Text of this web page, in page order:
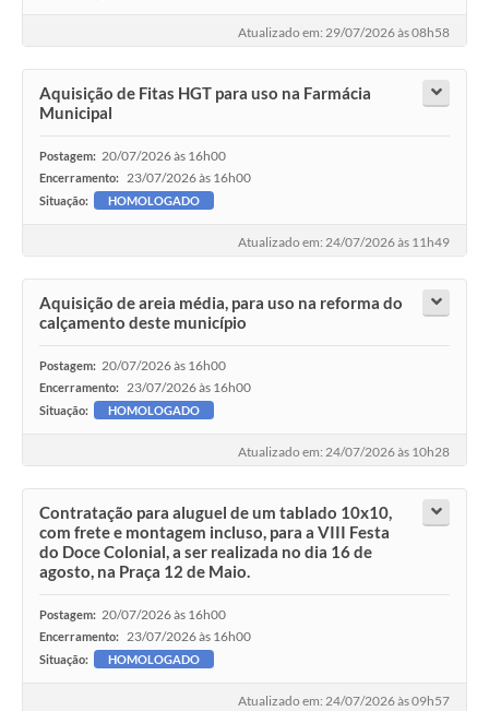
Atualizado em: 29/07/2026 às 08h58
Aquisição de Fitas HGT para uso na Farmácia
Municipal
Postagem: 20/07/2026 às 16h00
Encerramento: 23/07/2026 às 16h00
Situação: HOMOLOGADO
Atualizado em: 24/07/2026 às 11h49
Aquisição de areia média, para uso na reforma do
calçamento deste município
Postagem: 20/07/2026 às 16h00
Encerramento: 23/07/2026 às 16h00
Situação: HOMOLOGADO
Atualizado em: 24/07/2026 às 10h28
Contratação para aluguel de um tablado 10x10,
com frete e montagem incluso, para a VIII Festa
do Doce Colonial, a ser realizada no dia 16 de
agosto, na Praça 12 de Maio.
Postagem: 20/07/2026 às 16h00
Encerramento: 23/07/2026 às 16h00
Situação: HOMOLOGADO
Atualizado em: 24/07/2026 às 09h57